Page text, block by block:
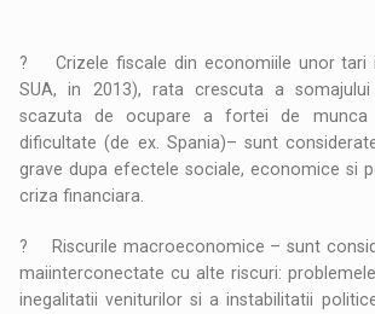
? Crizele fiscale din economiile unor tari
SUA, in 2013), rata crescuta a
scazuta de ocupare a fortei de
dificultate (de ex. Spania)– sunt
grave dupa efectele sociale, economice si
criza financiara.
? Riscurile macroeconomice – sunt
maiinterconectate cu alte riscuri:
inegalitatii veniturilor si a instabilitatii